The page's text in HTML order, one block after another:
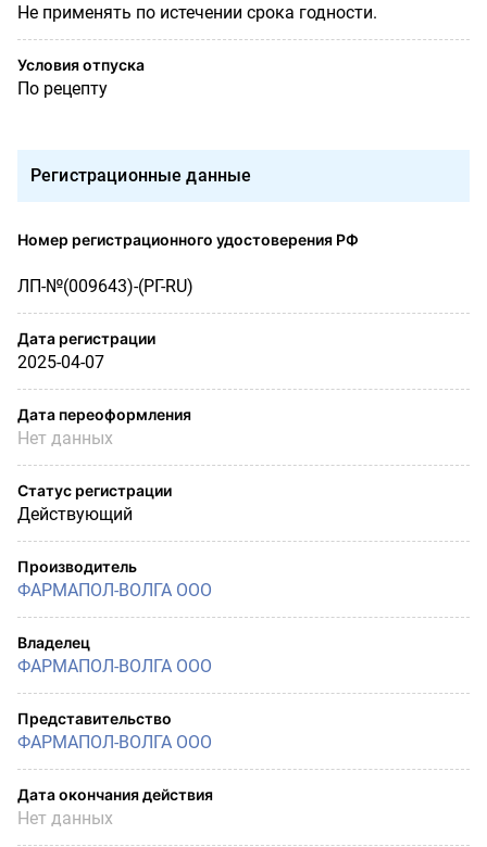
Не применять по истечении срока годности.
Условия отпуска
По рецепту
Регистрационные данные
Номер регистрационного удостоверения РФ
ЛП-№(009643)-(РГ-RU)
Дата регистрации
2025-04-07
Дата переоформления
Нет данных
Статус регистрации
Действующий
Производитель
ФАРМАПОЛ-ВОЛГА ООО
Владелец
ФАРМАПОЛ-ВОЛГА ООО
Представительство
ФАРМАПОЛ-ВОЛГА ООО
Дата окончания действия
Нет данных